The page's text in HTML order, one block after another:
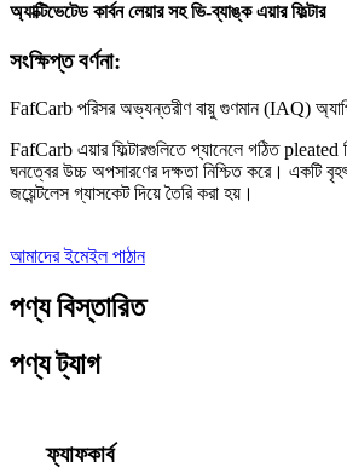
অ্যাক্টিভেটেড কার্বন লেয়ার সহ ভি-ব্যাঙ্ক এয়ার ফিল্টার
সংক্ষিপ্ত বর্ণনা:
FafCarb পরিসর অভ্যন্তরীণ বায়ু গুণমান (IAQ)
FafCarb এয়ার ফিল্টারগুলিতে প্যানেলে গঠিত pleated
ঘনত্বের উচ্চ অপসারণের দক্ষতা নিশ্চিত করে। একটি
জয়েন্টলেস গ্যাসকেট দিয়ে তৈরি করা হয়।
আমাদের ইমেইল পাঠান
পণ্য বিস্তারিত
পণ্য ট্যাগ
ফ্যাফকার্ব